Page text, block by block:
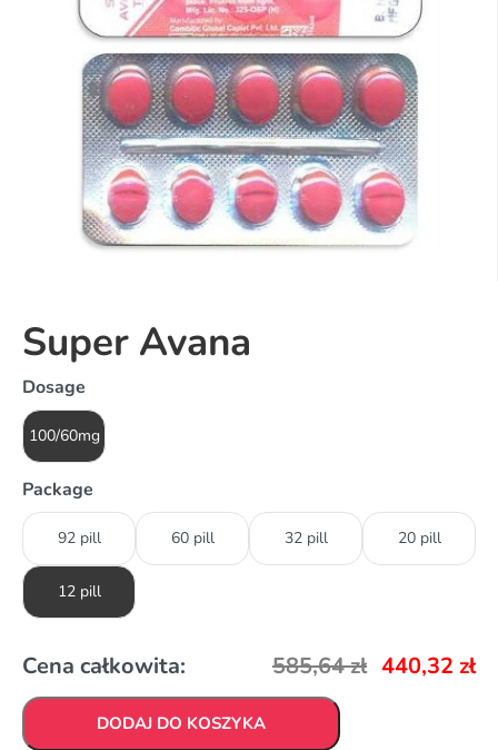
Super Avana
Dosage
100/60mg
Package
92 pill 60 pill 32 pill 20 pill
12 pill
Cena całkowita: 585,64zł 440,32 zł
DODAJ DO KOSZYKA